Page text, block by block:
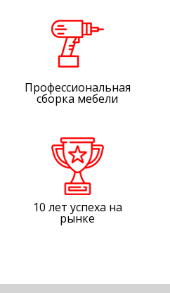
Профессиональная
сборка мебели
10 лет успеха на
рынке